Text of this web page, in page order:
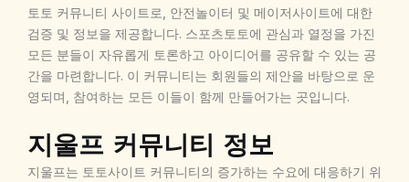
토토 커뮤니티 사이트로, 안전놀이터 및 메이저사이트에 대한
검증 및 정보을 제공합니다. 스포츠토토에 관심과 열정을 가진
모든 분들이 자유롭게 토론하고 아이디어를 공유할 수 있는 공
간을 마련합니다. 이 커뮤니티는 회원들의 제안을 바탕으로 운
영되며, 참여하는 모든 이들이 함께 만들어가는 곳입니다.
지울프 커뮤니티 정보
지울프는 토토사이트 커뮤니티의 증가하는 수요에 대응하기 위